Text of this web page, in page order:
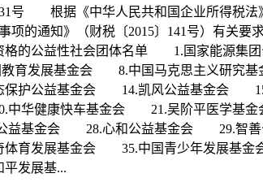
31号 根据《中华人民共和国企业所得税法
的通知》（财税〔2015〕141号）有关要
格的公益性社会团体名单 1.国家能源
发展基金会 8.中国马克思主义研究
护公益基金会 14.凯风公益基金会 15.
健康快车基金会 21.吴阶平医学基
基金会 28.心和公益基金会 29.智
育发展基金会 35.中国青少年发展基
发展基...